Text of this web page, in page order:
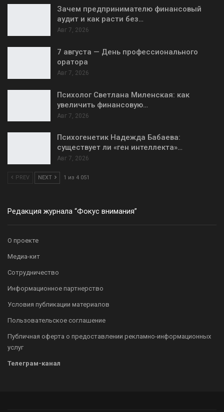
Зачем предпринимателю финансовый
аудит и как расти без…
Авг 7, 2026
7 августа — День профессионального
оратора
Авг 7, 2026
Психолог Светлана Миленская: как
увеличить финансовую…
Авг 7, 2026
Психогенетик Надежда Бабаева:
существует ли «ген интеллекта»…
Авг 7, 2026
PREV NEXT 1 из 4 051
Редакция журнала “Фокус внимания”
О проекте
Медиа-кит
Сотрудничество
Информационное партнерство
Условия публикации материалов
Пользовательское соглашение
Публичная оферта о предоставлении рекламно-информационных
услуг
Телеграм-канал